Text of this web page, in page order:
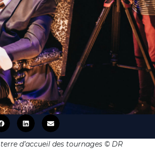
d’accueil des tournages © DR